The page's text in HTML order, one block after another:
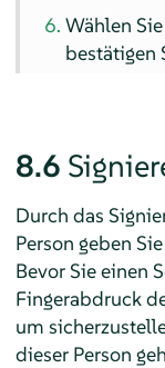
Wählen
bestätigen
8.6
Durch das
Person geben
Bevor Sie einen
Fingerabdruck
um
dieser Person